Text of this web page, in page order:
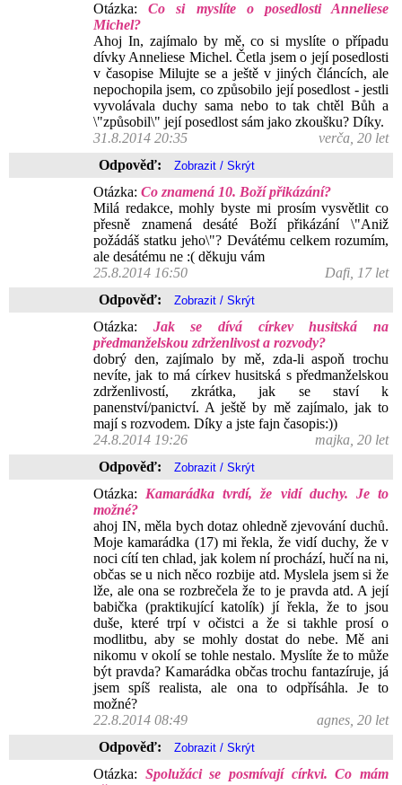
Otázka:Co si myslíte o posedlosti Anneliese
Michel?
Ahoj In, zajímalo by mě, co si myslíte o případu
dívky Anneliese Michel. Četla jsem o její posedlosti
v časopise Milujte se a ještě v jiných článcích, ale
nepochopila jsem, co způsobilo její posedlost - jestli
vyvolávala duchy sama nebo to tak chtěl Bůh a
\"způsobil\" její posedlost sám jako zkoušku? Díky.
31.8.2014 20:35
verča, 20 let
Odpověď:
Otázka: Co znamená 10. Boží přikázání?
Milá redakce, mohly byste mi prosím vysvětlit co
přesně znamená desáté Boží přikázání \"Aniž
požádáš statku jeho\"? Devátému celkem rozumím,
ale desátému ne :( děkuju vám
25.8.2014 16:50
Dafi, 17 let
Odpověď:
Otázka: Jak se dívá církev husitská na
předmanželskou zdrženlivost a rozvody?
dobrý den, zajímalo by mě, zda-li aspoň trochu
nevíte, jak to má církev husitská s předmanželskou
zdrženlivostí, zkrátka, jak se staví k
panenství/panictví. A ještě by mě zajímalo, jak to
mají s rozvodem. Díky a jste fajn časopis:))
24.8.2014 19:26
majka, 20 let
Odpověď:
Otázka: Kamarádka tvrdí, že vidí duchy. Je to
možné?
ahoj IN, měla bych dotaz ohledně zjevování duchů.
Moje kamarádka (17) mi řekla, že vidí duchy, že v
noci cítí ten chlad, jak kolem ní prochází, hučí na ni,
občas se u nich něco rozbije atd. Myslela jsem si že
lže, ale ona se rozbrečela že to je pravda atd. A její
babička (praktikující katolík) jí řekla, že to jsou
duše, které trpí v očistci a že si takhle prosí o
modlitbu, aby se mohly dostat do nebe. Mě ani
nikomu v okolí se tohle nestalo. Myslíte že to může
být pravda? Kamarádka občas trochu fantazíruje, já
jsem spíš realista, ale ona to odpřísáhla. Je to
možné?
22.8.2014 08:49
agnes, 20 let
Odpověď:
Otázka: Spolužáci se posmívají církvi. Co mám